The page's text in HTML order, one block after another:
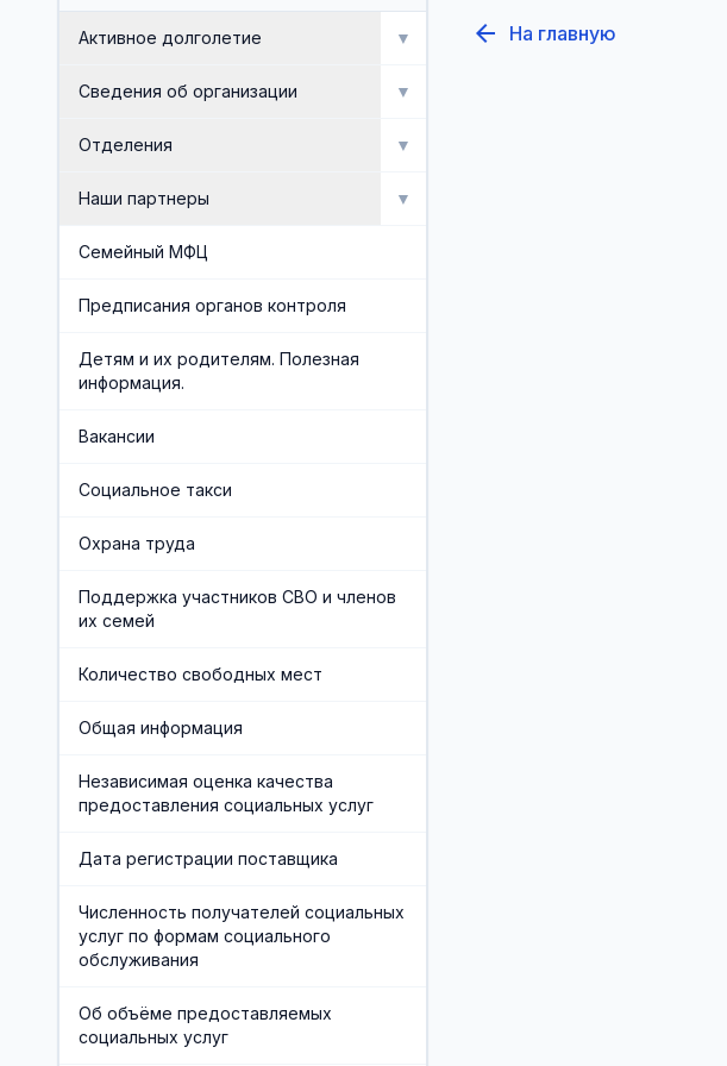
Активное долголетие ▼
Мероприятия
Активное долголетие
Сведения об организации ▼
Об организации
Сведения об организации
Доска почета
Документы
Административная служба
Хозяйственная служба
Противодействие коррупции
Предварительная запись
Отделения ▼
Отделение социальной
неблагополучия
Отделение срочного социального
обслуживания и организационного
обслуживания на дому граждан
Наши партнеры ▼
Попечительский совет
Общественные организации
Социальные партнеры
Семейный МФЦ
Предписания органов контроля
Детям и их родителям. Полезная
информация.
Вакансии
Социальное такси
Охрана труда
Поддержка участников СВО и членов
их семей
Количество свободных мест
Общая информация
Независимая оценка качества
предоставления социальных услуг
Дата регистрации поставщика
Численность получателей социальных
услуг по формам социального
обслуживания
Об объёме предоставляемых
социальных услуг
arrow_back На главную